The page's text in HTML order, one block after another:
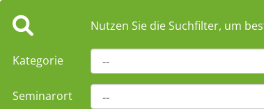
Nutzen Sie die Suchfilter, um
Kategorie
Seminarort